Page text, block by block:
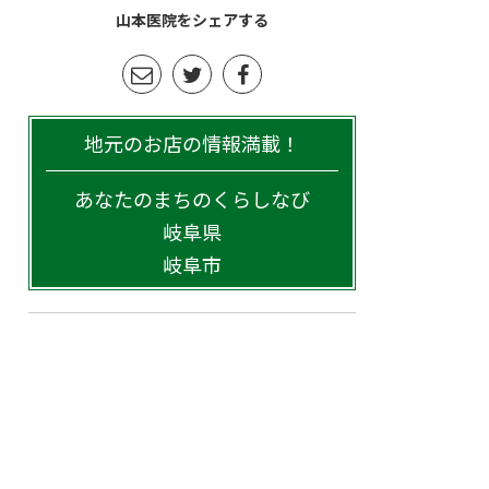
山本医院をシェアする
地元のお店の情報満載！
あなたのまちのくらしなび
岐阜県
岐阜市